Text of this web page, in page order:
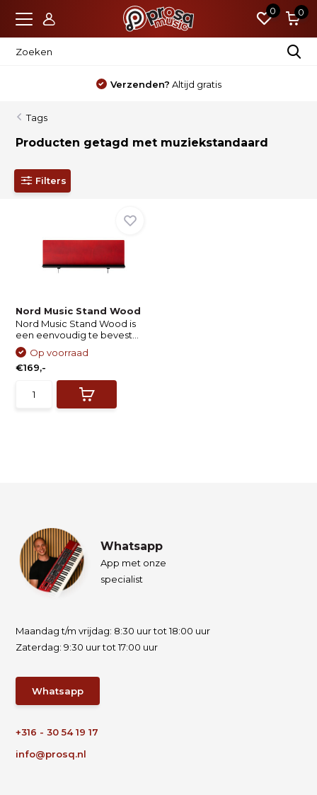
0 0
Verzenden? Altijd gratis
Tags
Producten getagd met muziekstandaard
Filters
Nord Music Stand Wood
Nord Music Stand Wood is
een eenvoudig te bevest...
Op voorraad
€169,-
Whatsapp
App met onze
specialist
Maandag t/m vrijdag: 8:30 uur tot 18:00 uur
Zaterdag: 9:30 uur tot 17:00 uur
Whatsapp
+316 - 30 54 19 17
info@prosq.nl